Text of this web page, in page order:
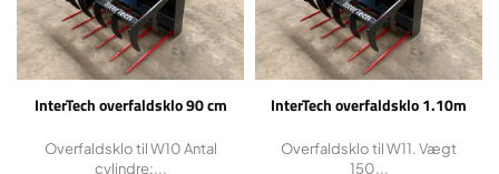
InterTech overfaldsklo 90 cm
Overfaldsklo til W10 Antal
cylindre:...
InterTech overfaldsklo 1.10m
til
Overfaldsklo til W11. Vægt
150...
har
flere
varianter.
kan
vælges